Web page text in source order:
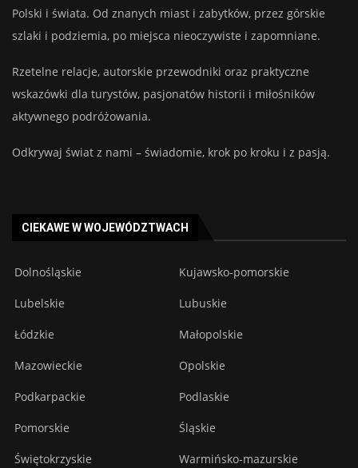
Polski i świata. Od znanych miast i zabytków, przez górskie
szlaki i podziemia, po miejsca nieoczywiste i zapomniane.
Rzetelne relacje, autorskie przewodniki oraz praktyczne
wskazówki dla turystów, pasjonatów historii i miłośników
aktywnego podróżowania.
Odkrywaj świat z nami – świadomie, krok po kroku i z pasją.
CIEKAWE W WOJEWÓDZTWACH
Dolnośląskie Kujawsko-pomorskie
Lubelskie Lubuskie
Łódzkie Małopolskie
Mazowieckie Opolskie
Podkarpackie Podlaskie
Pomorskie Śląskie
Świętokrzyskie Warmińsko-mazurskie